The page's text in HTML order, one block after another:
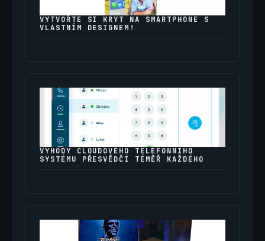
VYTVOŘTE SI KRYT NA SMARTPHONE S
VLASTNÍM DESIGNEM!
VÝHODY CLOUDOVÉHO TELEFONNÍHO
SYSTÉMU PŘESVĚDČÍ TÉMĚŘ KAŽDÉHO